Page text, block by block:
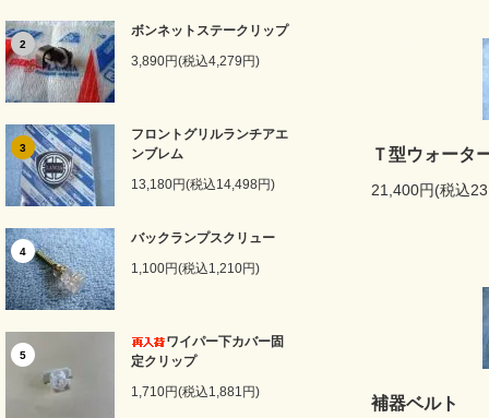
2
ボンネットステークリップ
3,890円(税込4,279円)
3
フロントグリルランチアエ
ンブレム
13,180円(税込14,498円)
4
バックランプスクリュー
1,100円(税込1,210円)
5
ワイパー下カバー固
定クリップ
1,710円(税込1,881円)
Ｔ型ウォータ
21,400円(税込
補器ベルト